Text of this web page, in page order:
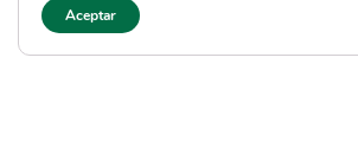
Aceptar